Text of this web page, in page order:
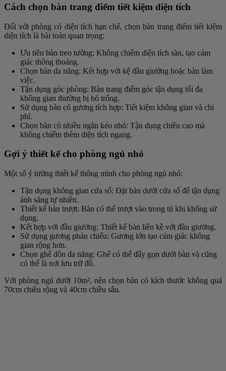
Cách chọn bàn trang điểm tiết kiệm diện tích
Đối với phòng có diện tích hạn chế, chọn bàn trang điểm tiết kiệm
diện tích là bài toán quan trọng:
Ưu tiên bàn treo tường: Không chiếm diện tích sàn, tạo cảm
giác thông thoáng.
Chọn bàn đa năng: Kết hợp với kệ đầu giường hoặc bàn làm
việc.
Tận dụng góc phòng: Bàn trang điểm góc tận dụng tối đa
không gian thường bị bỏ trống.
Sử dụng bàn có gương tích hợp: Tiết kiệm không gian và chi
phí.
Chọn bàn có nhiều ngăn kéo nhỏ: Tận dụng chiều cao mà
không chiếm thêm diện tích ngang.
Gợi ý thiết kế cho phòng ngủ nhỏ
Một số ý tưởng thiết kế thông minh cho phòng ngủ nhỏ:
Tận dụng không gian cửa sổ: Đặt bàn dưới cửa sổ để tận dụng
ánh sáng tự nhiên.
Thiết kế bàn trượt: Bàn có thể trượt vào trong tủ khi không sử
dụng.
Kết hợp với đầu giường: Thiết kế bàn liền kề với đầu giường.
Sử dụng gương phản chiếu: Gương lớn tạo cảm giác không
gian rộng hơn.
Chọn ghế đôn đa năng: Ghế có thể đẩy gọn dưới bàn và cũng
có thể là nơi lưu trữ đồ.
Với phòng ngủ dưới 10m², nên chọn bàn có kích thước không quá
70cm chiều rộng và 40cm chiều sâu.